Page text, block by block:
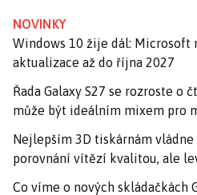
NOVINKY
Windows 10 žije dál: Microsoft
aktualizace až do října 2027
Řada Galaxy S27 se rozroste o
může být ideálním mixem pro
Nejlepším 3D tiskárnám vládne
porovnání vítězí kvalitou, ale
Co víme o nových skládačkách